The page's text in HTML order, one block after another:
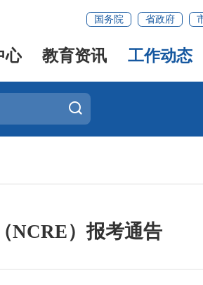
国务院 省政府
心 教育资讯 工作动态
NCRE）报考通告